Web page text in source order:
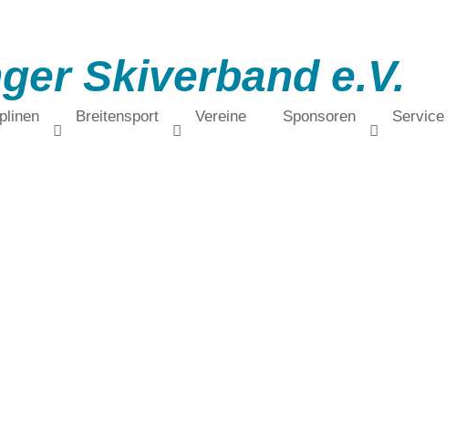
Skiverband e.V.
Breitensport Vereine Sponsoren Service